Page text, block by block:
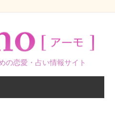
の恋愛・占い情報サイト